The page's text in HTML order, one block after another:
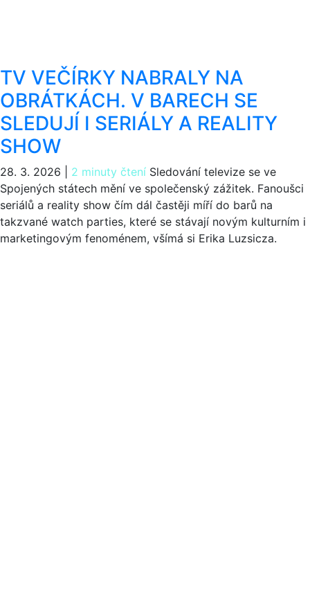
TV VEČÍRKY NABRALY NA
OBRÁTKÁCH. V BARECH SE
SLEDUJÍ I SERIÁLY A REALITY
SHOW
28. 3. 2026 2 minuty čtení Sledování televize se ve
Spojených státech mění ve společenský zážitek. Fanoušci
seriálů a reality show čím dál častěji míří do barů na
takzvané watch parties, které se stávají novým kulturním i
marketingovým fenoménem, všímá si Erika Luzsicza.